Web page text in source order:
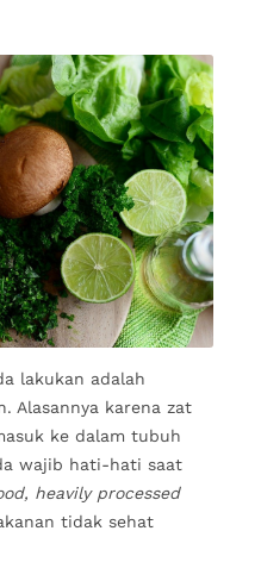
lakukan adalah
Alasannya karena zat
ke dalam tubuh
wajib hati-hati saat
heavily processed
tidak sehat